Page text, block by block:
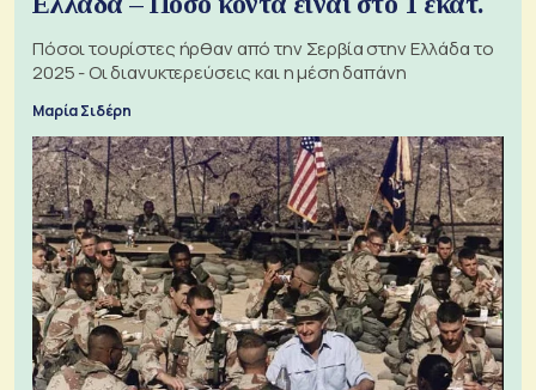
Πόσοι τουρίστες ήρθαν από την Σερβία στην Ελλάδα το
2025 - Οι διανυκτερεύσεις και η μέση δαπάνη
Μαρία Σιδέρη